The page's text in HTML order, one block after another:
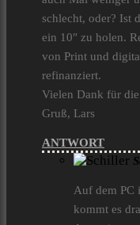
schlecht, oder? Ist
ein 10″ zu holen.
von Print und
refinanziert.
Vielen Dank für
Gruß, Lars
ANTWORT
Auf dem PC
kommt es